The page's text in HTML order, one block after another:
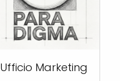
Ufficio Marketing